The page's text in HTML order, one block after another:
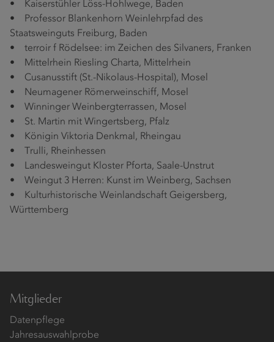
• Kaiserstühler Löss-Hohlwege, Baden
• Professor Blankenhorn Weinlehrpfad des
Staatsweinguts Freiburg, Baden
• terroir f Rödelsee: im Zeichen des Silvaners, Franken
• Mittelrhein Riesling Charta, Mittelrhein
• Cusanusstift (St.-Nikolaus-Hospital), Mosel
• Neumagener Römerweinschiff, Mosel
• Winninger Weinbergterrassen, Mosel
• St. Martin mit Wingertsberg, Pfalz
• Königin Viktoria Denkmal, Rheingau
• Trulli, Rheinhessen
• Landesweingut Kloster Pforta, Saale-Unstrut
• Weingut 3 Herren: Kunst im Weinberg, Sachsen
• Kulturhistorische Weinlandschaft Geigersberg,
Württemberg
Mitglieder
Datenpflege
Jahresauswahlprobe